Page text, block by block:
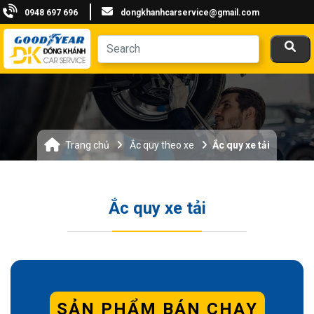
0948 697 696 dongkhanhcarservice@gmail.com
Trang chủ Ắc quy theo xe Ắc quy xe tải
Ắc quy xe tải
SẢN PHẨM BÁN CHẠY